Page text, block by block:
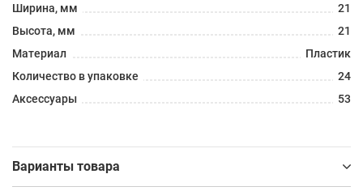
Ширина, мм
21
Высота, мм
21
Материал
Пластик
Количество в упаковке
24
Аксессуары
53
Варианты товара